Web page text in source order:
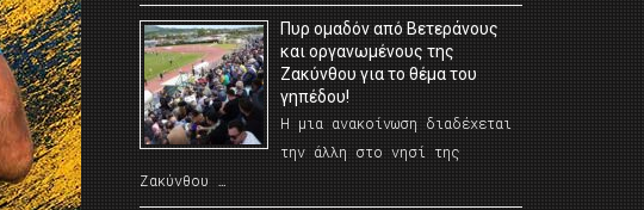
Πυρ ομαδόν από Βετεράνους
και οργανωμένους της
Ζακύνθου για το θέμα του
γηπέδου!
Η μια ανακοίνωση διαδέχεται
την άλλη στο νησί της
Ζακύνθου …